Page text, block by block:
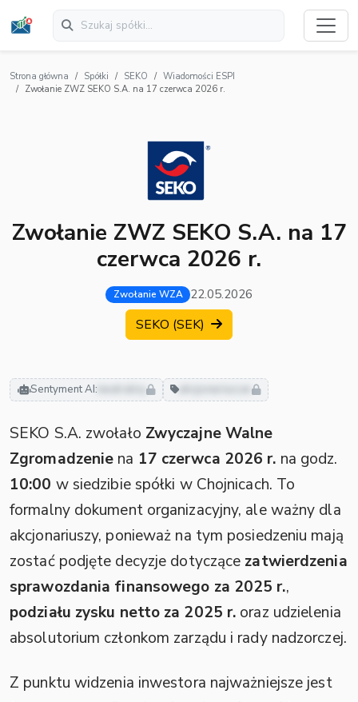
Strona główna Spółki SEKO
Wiadomości ESPI
Zwołanie ZWZ SEKO S.A. na 17 czerwca 2026 r.
Zwołanie ZWZ SEKO S.A. na 17
czerwca 2026 r.
Zwołanie WZA 22.05.2026
SEKO (SEK)
Sentyment AI: neutralny akcjonariusze
SEKO S.A. zwołało Zwyczajne Walne
Zgromadzenie na 17 czerwca 2026 r. na godz.
10:00 w siedzibie spółki w Chojnicach. To
formalny dokument organizacyjny, ale ważny dla
akcjonariuszy, ponieważ na tym posiedzeniu mają
zostać podjęte decyzje dotyczące zatwierdzenia
sprawozdania finansowego za 2025 r.,
podziału zysku netto za 2025 r. oraz udzielenia
absolutorium członkom zarządu i rady nadzorczej.
Z punktu widzenia inwestora najważniejsze jest